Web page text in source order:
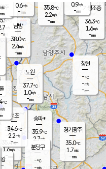
양주
℃
-mm
과천
35.4℃
1.6m/s
- mm
경기광주
35.0℃
1.7m/s
-mm
가평조종
36.3℃
1.6m/s
-mm
35.8℃
2.2m/s
-mm
창현
-℃
-m/s
-mm
0.9m/s
-mm
의왕
노원
37.7℃
1.0m/s
-mm
송파*
35.9℃
2.7m/s
-mm
서초
34.6℃
2.2m/s
-mm
남방
38.0℃
2.4m/s
-mm
분당구
-℃
-m/s
s
mm
℃
m/s
0.6m/s
-mm